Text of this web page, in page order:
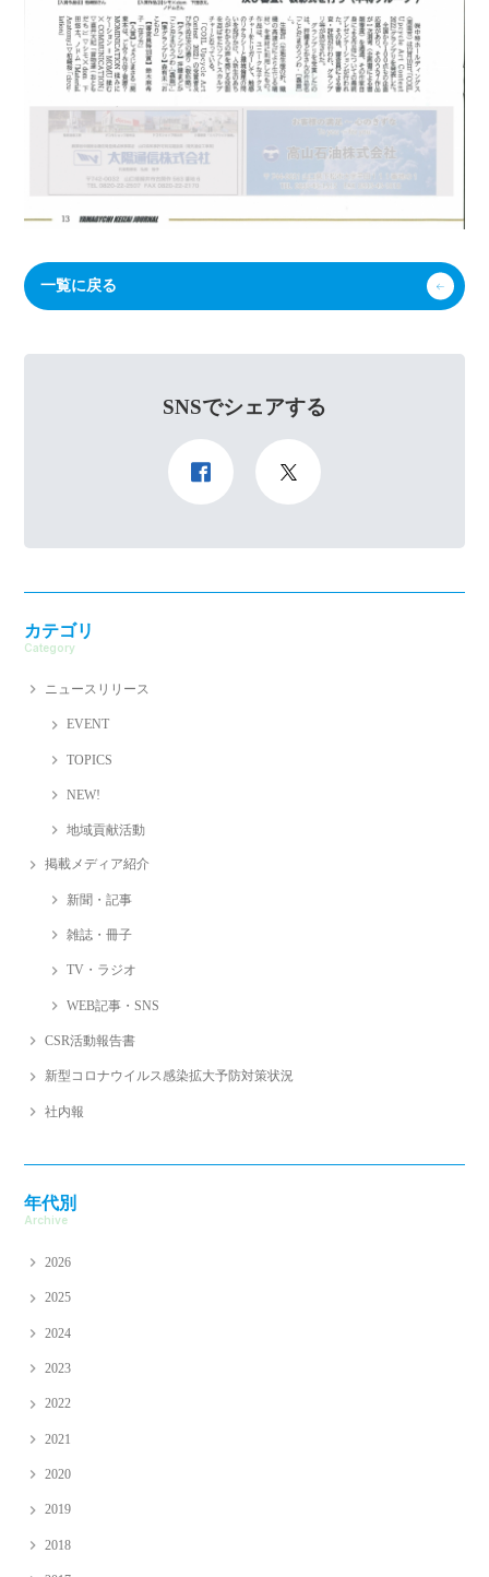
一覧に戻る
SNSでシェアする
カテゴリ
Category
ニュースリリース
EVENT
TOPICS
NEW!
地域貢献活動
掲載メディア紹介
新聞・記事
雑誌・冊子
TV・ラジオ
WEB記事・SNS
CSR活動報告書
新型コロナウイルス感染拡大予防対策状況
社内報
年代別
Archive
2026
2025
2024
2023
2022
2021
2020
2019
2018